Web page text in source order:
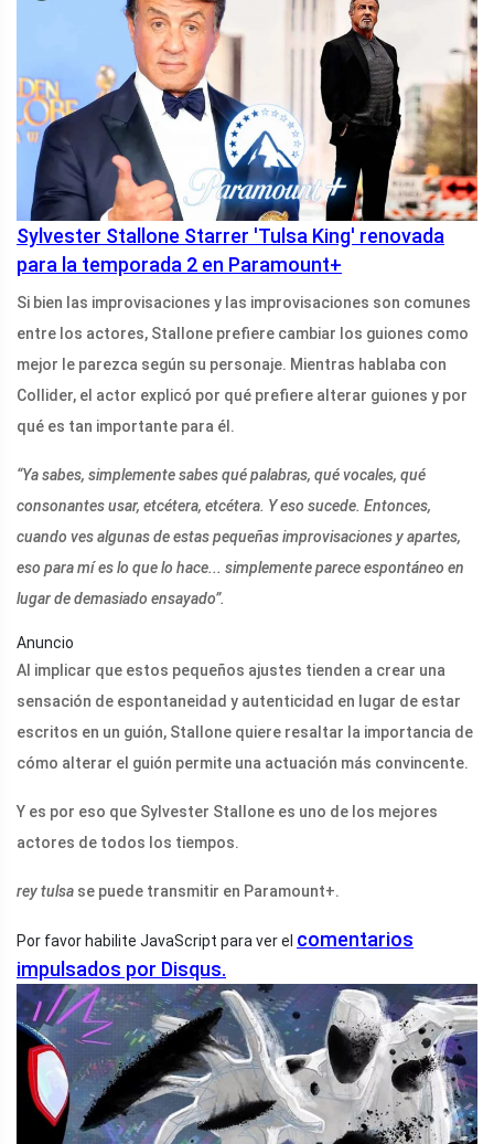
Sylvester Stallone Starrer 'Tulsa King' renovada
para la temporada 2 en Paramount+
Si bien las improvisaciones y las improvisaciones son comunes
entre los actores, Stallone prefiere cambiar los guiones como
mejor le parezca según su personaje. Mientras hablaba con
Collider, el actor explicó por qué prefiere alterar guiones y por
qué es tan importante para él.
“Ya sabes, simplemente sabes qué palabras, qué vocales, qué
consonantes usar, etcétera, etcétera. Y eso sucede. Entonces,
cuando ves algunas de estas pequeñas improvisaciones y apartes,
eso para mí es lo que lo hace... simplemente parece espontáneo en
lugar de demasiado ensayado”.
Anuncio
Al implicar que estos pequeños ajustes tienden a crear una
sensación de espontaneidad y autenticidad en lugar de estar
escritos en un guión, Stallone quiere resaltar la importancia de
cómo alterar el guión permite una actuación más convincente.
Y es por eso que Sylvester Stallone es uno de los mejores
actores de todos los tiempos.
rey tulsa se puede transmitir en Paramount+.
Por favor habilite JavaScript para ver el comentarios
impulsados ​​por Disqus.